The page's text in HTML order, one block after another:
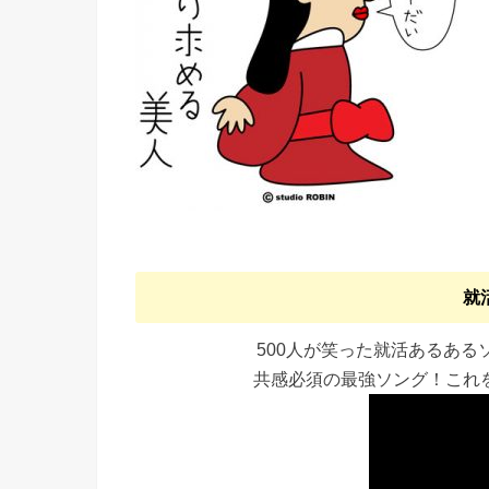
就
500人が笑った就活あるある
共感必須の最強ソング！これ